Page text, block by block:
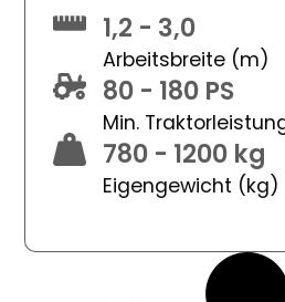
1,2 - 3,0
Arbeitsbreite (m)
80 - 180 PS
Min.
780 - 1200 kg
Eigengewicht (kg)